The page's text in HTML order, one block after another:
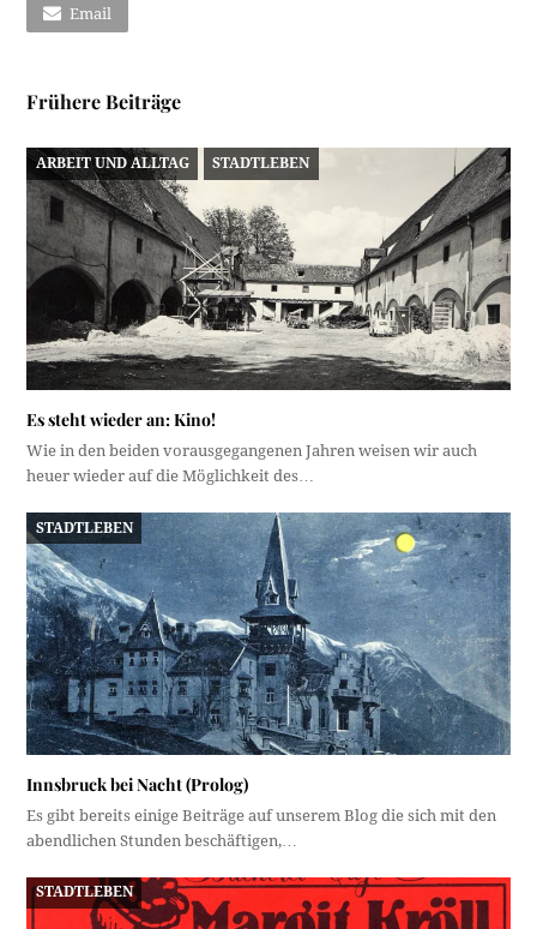
Email
Frühere Beiträge
ARBEIT UND ALLTAG STADTLEBEN
Es steht wieder an: Kino!
Wie in den beiden vorausgegangenen Jahren weisen wir auch
heuer wieder auf die Möglichkeit des…
STADTLEBEN
Innsbruck bei Nacht (Prolog)
Es gibt bereits einige Beiträge auf unserem Blog die sich mit den
abendlichen Stunden beschäftigen,…
STADTLEBEN